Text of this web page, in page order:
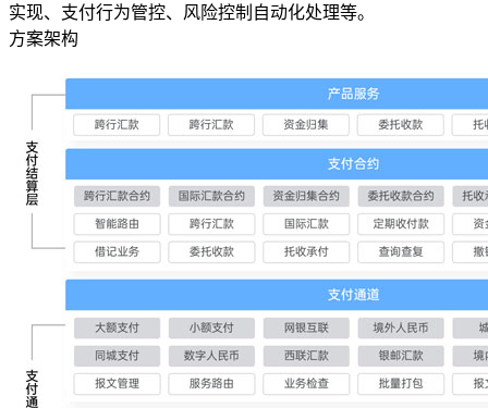
实现、支付行为管控、风险控制自动化处理等。
方案架构